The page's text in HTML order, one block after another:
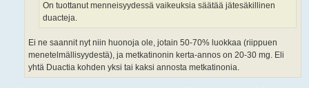
On tuottanut menneisyydessä vaikeuksia säätää jätesäkillinen
duacteja.
Ei ne saannit nyt niin huonoja ole, jotain 50-70% luokkaa (riippuen
menetelmällisyydestä), ja metkatinonin kerta-annos on 20-30 mg. Eli
yhtä Duactia kohden yksi tai kaksi annosta metkatinonia.